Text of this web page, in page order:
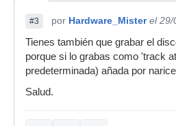
#3 por Hardware_Mister el 29/
Tienes también que grabar el
porque si lo grabas como 'track
predeterminada) añada por
Salud.